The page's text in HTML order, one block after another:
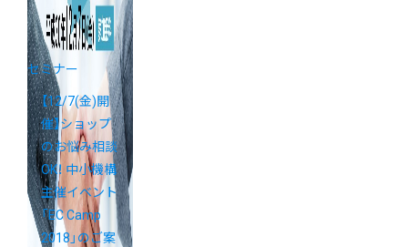
セミナー
【12/7(金)開
催】ショップ
のお悩み相談
OK！ 中小機構
主催イベント
「EC Camp
2018」のご案